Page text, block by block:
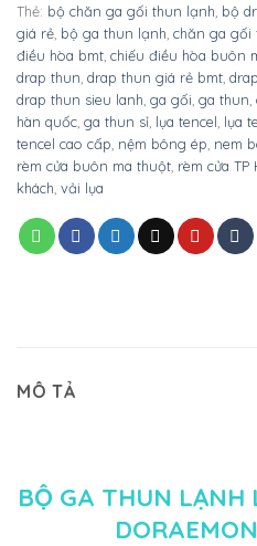
Thẻ: bộ chăn ga gối thun lạnh bộ
giá rẻ bộ ga thun lạnh chăn ga gối
điều hòa bmt chiếu điều hòa buôn
drap thun drap thun giá rẻ bmt
drap thun sieu lanh ga gối ga thun
hàn quốc ga thun sỉ lụa tencel lụa
tencel cao cấp nệm bông ép nem
rèm cửa buôn ma thuột rèm cửa TP
khách vải lụa
MÔ TẢ
BỘ GA THUN